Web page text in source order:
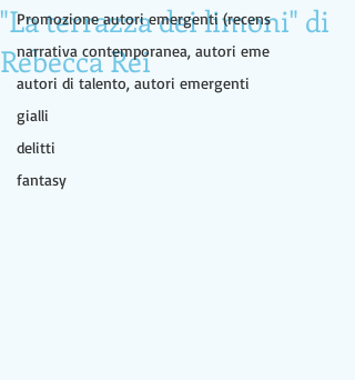
Promozione autori emergenti (recens
narrativa contemporanea, autori eme
autori di talento, autori emergenti
gialli
delitti
fantasy
"La terrazza dei limoni" di
Rebecca Rei